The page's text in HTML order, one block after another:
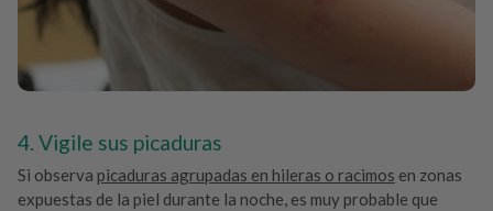
4. Vigile sus picaduras
Si observa picaduras agrupadas en hileras o racimos en zonas
expuestas de la piel durante la noche, es muy probable que